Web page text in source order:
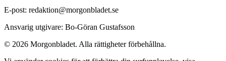
E-post: redaktion@morgonbladet.se
Ansvarig utgivare: Bo-Göran Gustafsson
© 2026 Morgonbladet. Alla rättigheter förbehållna.